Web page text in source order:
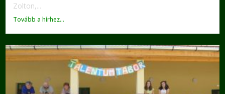
Zolton,...
Tovább a hírhez...